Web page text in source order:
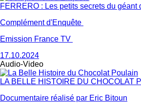
FERRERO : Les petits secrets du géant
Complément d'Enquête
Emission France TV
17.10.2024
Audio-Video
LA BELLE HISTOIRE DU CHOCOLAT
Documentaire réalisé par Eric Bitoun